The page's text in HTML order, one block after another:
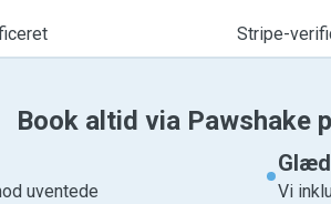
Stripe-
Book altid via Pawshake
uventede
Vi